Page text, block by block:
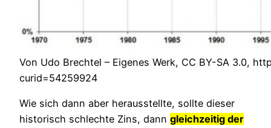
Von Udo Brechtel – Eigenes Werk, CC BY-SA 3.0,
curid=54259924
Wie sich dann aber herausstellte, sollte dieser
historisch schlechte Zins, dann gleichzeitig der